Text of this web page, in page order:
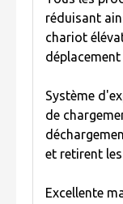
réduisant
chariot
Système
de
et retirent
Excellente